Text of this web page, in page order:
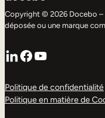
Copyright © 2026 Docebo –
déposée ou une marque
LinkedIn
Facebook
YouTube
Politique de confidentialité
Politique en matière de